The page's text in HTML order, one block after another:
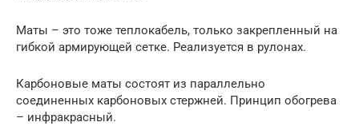
Маты – это тоже теплокабель, только закрепленный на
гибкой армирующей сетке. Реализуется в рулонах.
Карбоновые маты состоят из параллельно
соединенных карбоновых стержней. Принцип обогрева
– инфракрасный.